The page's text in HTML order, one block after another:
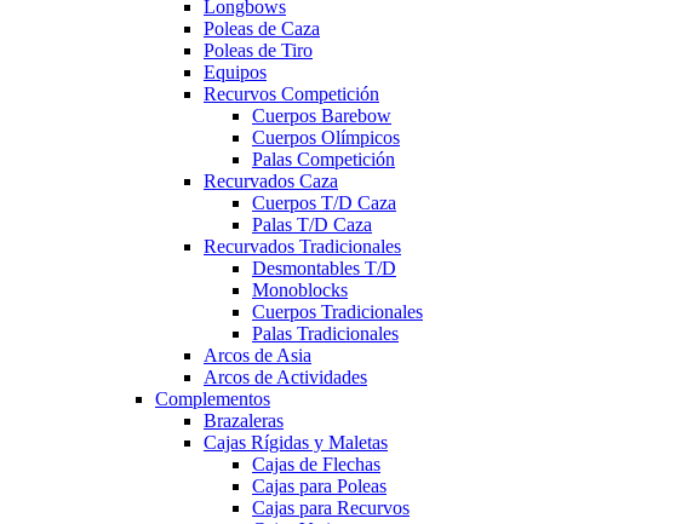
Longbows
Poleas de Caza
Poleas de Tiro
Equipos
Recurvos Competición
Cuerpos Barebow
Cuerpos Olímpicos
Palas Competición
Recurvados Caza
Cuerpos T/D Caza
Palas T/D Caza
Recurvados Tradicionales
Desmontables T/D
Monoblocks
Cuerpos Tradicionales
Palas Tradicionales
Arcos de Asia
Arcos de Actividades
Complementos
Brazaleras
Cajas Rígidas y Maletas
Cajas de Flechas
Cajas para Poleas
Cajas para Recurvos